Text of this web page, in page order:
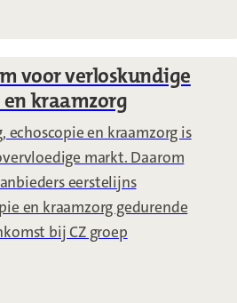
voor verloskundige
en kraamzorg
echoscopie en kraamzorg is
markt. Daarom
eerstelijns
en kraamzorg gedurende
bij CZ groep